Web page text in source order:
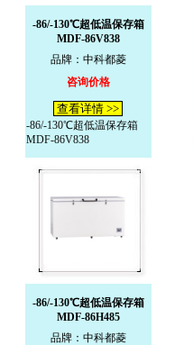
-86/-130℃超低温保存箱
MDF-86V838
品牌：中科都菱
咨询价格
查看详情 >>
-86/-130℃超低温保存箱
MDF-86V838
-86/-130℃超低温保存箱
MDF-86H485
品牌：中科都菱